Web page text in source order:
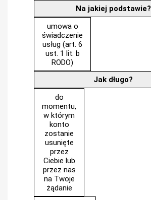
Na jakiej podstawie?
umowa o
świadczenie
usług (art. 6
ust. 1 lit. b
RODO)
Jak długo?
do
momentu,
w którym
konto
zostanie
usunięte
przez
Ciebie lub
przez nas
na Twoje
żądanie